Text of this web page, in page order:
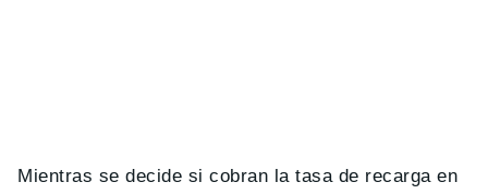
Mientras se decide si cobran la tasa de recarga en